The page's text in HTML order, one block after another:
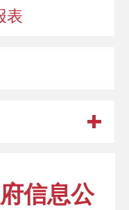
表
信息公